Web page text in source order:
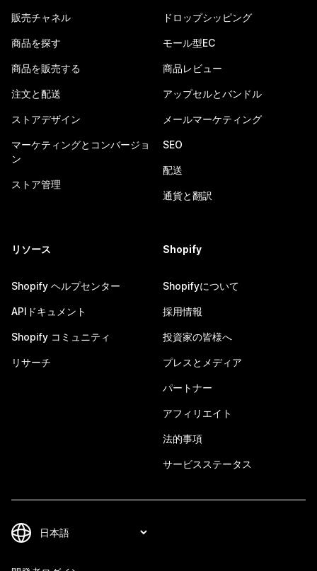
販売チャネル
商品を探す
商品を販売する
注文と配送
ストアデザイン
マーケティングとコンバージョ
ン
ストア管理
ドロップシッピング
モール型EC
商品レビュー
アップセルとバンドル
メールマーケティング
SEO
配送
通貨と翻訳
リソース
Shopify ヘルプセンター
APIドキュメント
Shopify コミュニティ
リサーチ
Shopify
Shopifyについて
採用情報
投資家の皆様へ
プレスとメディア
パートナー
アフィリエイト
法的事項
サービスステータス